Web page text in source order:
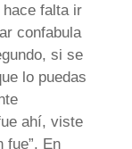
hace falta ir
confabula
si se
lo puedas
ahí, viste
fue”. En